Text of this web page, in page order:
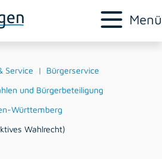
Menü
Service
Bürgerservice
und Bürgerbeteiligung
Württemberg
Wahlrecht)